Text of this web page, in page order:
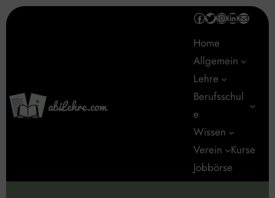
Zum
Facebook
Twitter
Instagram
LinkedIn
E-Mail
Home
Allgemein
Lehre
Berufsschul
e
Wissen
Verein
Kurse
Jobbörse